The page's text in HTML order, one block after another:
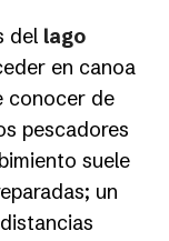
del lago
en canoa
conocer de
pescadores
suele
un